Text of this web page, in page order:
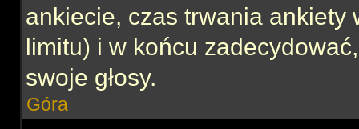
ankiecie, czas trwania ankiety
limitu) i w końcu
swoje głosy.
Góra